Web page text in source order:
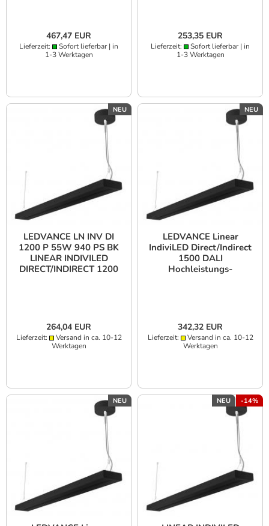
467,47 EUR
Lieferzeit:
Sofort lieferbar | in
1-3 Werktagen
253,35 EUR
Lieferzeit:
Sofort lieferbar | in
1-3 Werktagen
NEU
LEDVANCE LN INV DI
1200 P 55W 940 PS BK
LINEAR INDIVILED
DIRECT/INDIRECT 1200
264,04 EUR
Lieferzeit:
Versand in ca. 10-12
Werktagen
NEU
LEDVANCE Linear
IndiviLED Direct/Indirect
1500 DALI
Hochleistungs-
342,32 EUR
Lieferzeit:
Versand in ca. 10-12
Werktagen
NEU NEU -14%